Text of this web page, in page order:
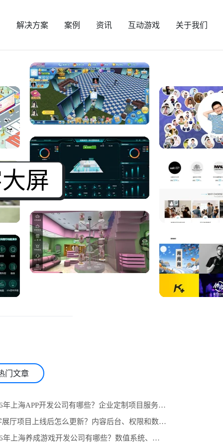
解决方案 案例 资讯 互动游戏 关于我们
门文章
1.2026年上海APP开发公司有哪些？企业定制项目服务商推荐与选型参考
2.数字展厅项目上线后怎么更新？内容后台、权限和数据统计设计
3.2026年上海养成游戏开发公司有哪些？数值系统、任务线与长期运营怎么选